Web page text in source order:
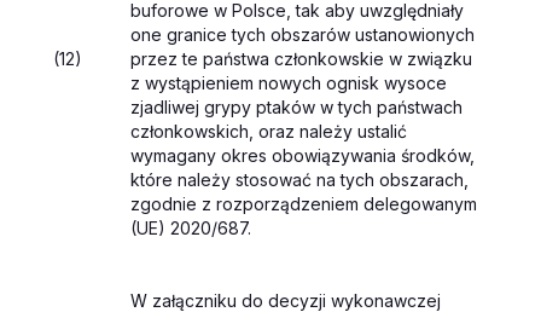
(12)
buforowe w Polsce, tak aby uwzględniały
one granice tych obszarów ustanowionych
przez te państwa członkowskie w związku
z wystąpieniem nowych ognisk wysoce
zjadliwej grypy ptaków w tych państwach
członkowskich, oraz należy ustalić
wymagany okres obowiązywania środków,
które należy stosować na tych obszarach,
zgodnie z rozporządzeniem delegowanym
(UE) 2020/687.
W załączniku do decyzji wykonawczej